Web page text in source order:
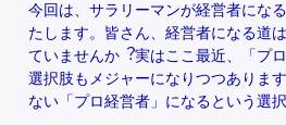
今回は、サラリーマンが経営者にな
たします。皆さん、経営者になる道
ていませんか︖実はここ最近、「プ
選択肢もメジャーになりつつありま
ない「プロ経営者」になるという選